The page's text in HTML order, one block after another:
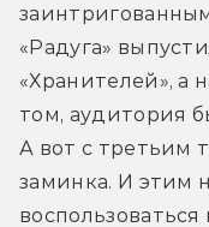
«Радуга»
«Хранителей», а
том, аудитория
А вот с третьим
заминка. И этим